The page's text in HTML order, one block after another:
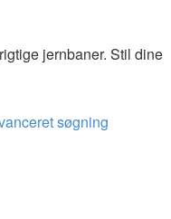
jernbaner. Stil dine
søgning